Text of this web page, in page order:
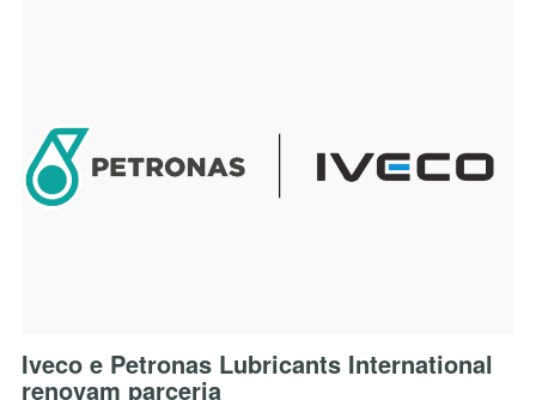
Iveco e Petronas Lubricants International
renovam parceria